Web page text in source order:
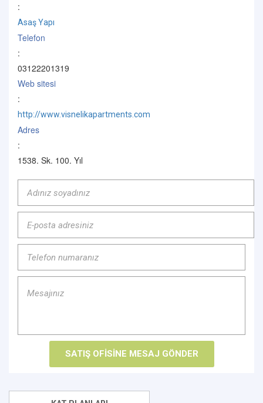
:
Asaş Yapı
Telefon
:
03122201319
Web sitesi
:
http://www.visnelikapartments.com
Adres
:
1538. Sk. 100. Yıl